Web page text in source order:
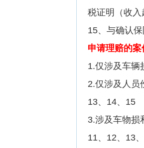
税证明（收
15、与确认
申请理赔的
1.仅涉及车辆
2.仅涉及人员
13、14、15
3.涉及车物损
11、12、13